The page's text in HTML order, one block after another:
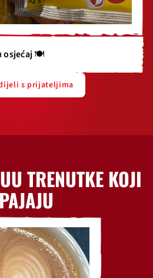
osjećaj 🍽️
s prijateljima
TRENUTKE KOJI